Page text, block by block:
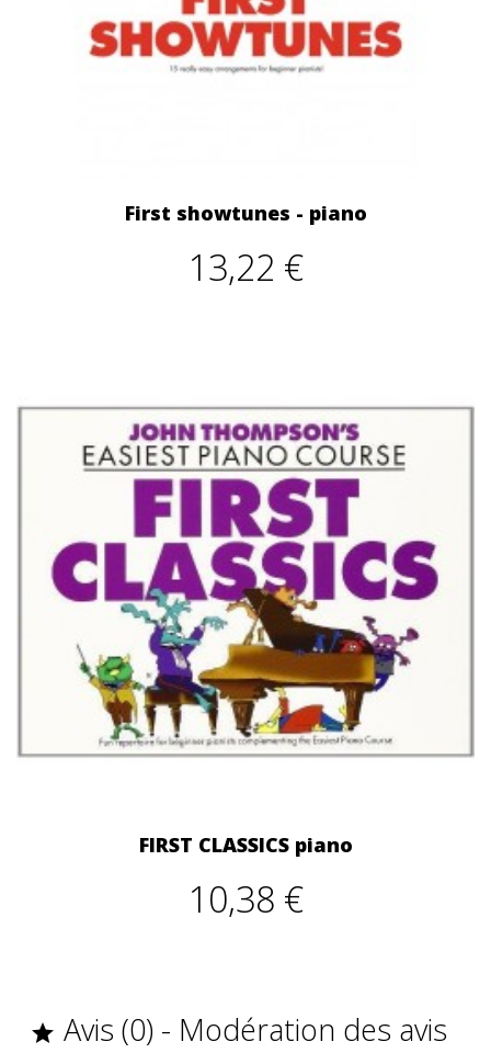
First showtunes - piano
13,22 €
FIRST CLASSICS piano
10,38 €
 Avis (0) - Modération des avis